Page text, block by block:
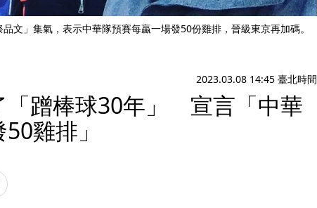
文」集氣，表示中華隊預賽每贏一場發50份雞排，晉級東京再加碼。
2023.03.08 14:45 臺北時間
「蹭棒球30年」 宣言「中華
雞排」